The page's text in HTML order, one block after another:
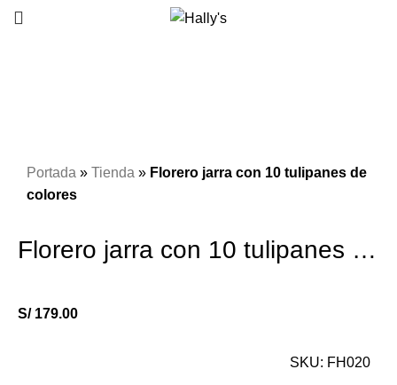
Portada »Tienda » Florero jarra con 10 tulipanes de
colores
Florero jarra con 10 tulipanes de colores
S/179.00
SKU: FH020